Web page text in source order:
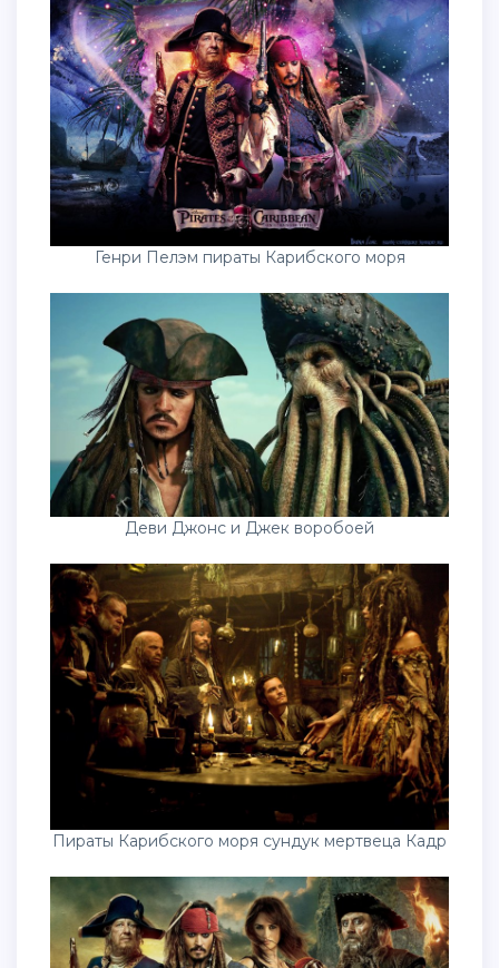
Генри Пелэм пираты Карибского моря
Деви Джонс и Джек воробоей
Пираты Карибского моря сундук мертвеца Кадр